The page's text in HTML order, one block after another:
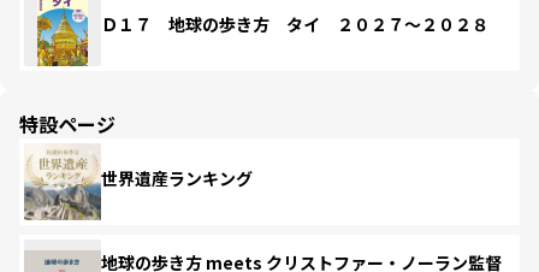
Ｄ１７ 地球の歩き方 タイ ２０２７～２０２８
特設ページ
世界遺産ランキング
地球の歩き方 meets クリストファー・ノーラン監督